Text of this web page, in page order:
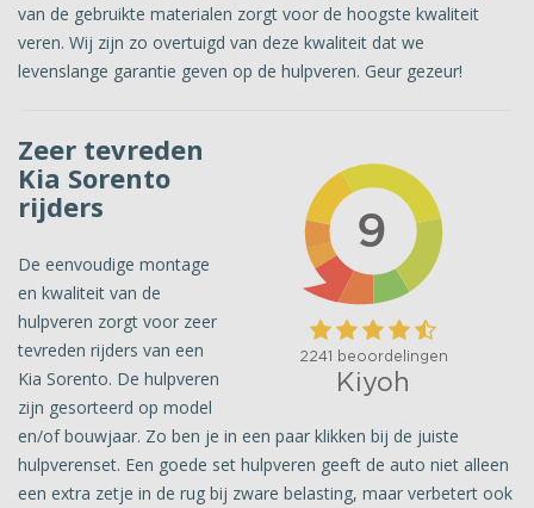
van de gebruikte materialen zorgt voor de hoogste kwaliteit
veren. Wij zijn zo overtuigd van deze kwaliteit dat we
levenslange garantie geven op de hulpveren. Geur gezeur!
Zeer tevreden
Kia Sorento
rijders
De eenvoudige montage
en kwaliteit van de
hulpveren zorgt voor zeer
tevreden rijders van een
Kia Sorento. De hulpveren
zijn gesorteerd op model
en/of bouwjaar. Zo ben je in een paar klikken bij de juiste
hulpverenset. Een goede set hulpveren geeft de auto niet alleen
een extra zetje in de rug bij zware belasting, maar verbetert ook